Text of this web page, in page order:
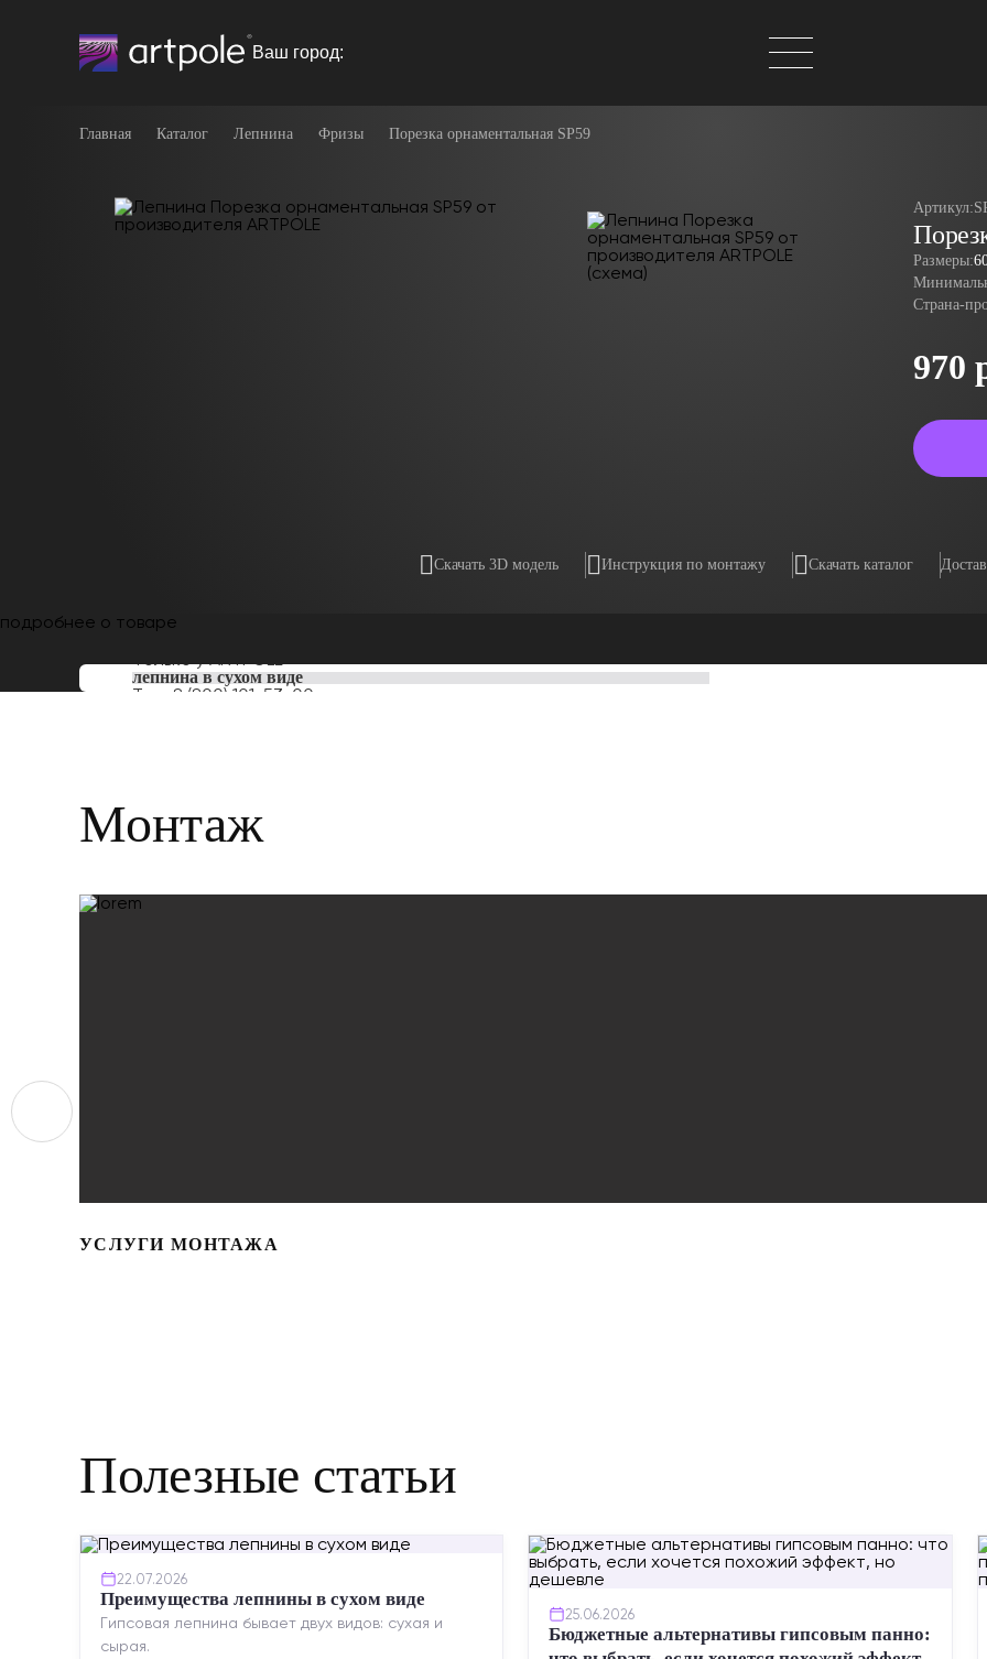
Ваш город:
Главная Каталог Лепнина Фризы Порезка орнаментальная SP59
Артикул:
Размеры:
Страна-
970
Скачать 3D модель Инструкция по монтажу Скачать каталог
подробнее о товаре
Только уARTPOLE
лепнина в сухом виде
Тел: 8 (800) 101-53-00
Монтаж
УСЛУГИ МОНТАЖА
Полезные статьи
22.07.2026
Преимущества лепнины в сухом виде
Гипсовая лепнина бывает двух видов: сухая и
сырая.
25.06.2026
Бюджетные альтернативы гипсовым панно: